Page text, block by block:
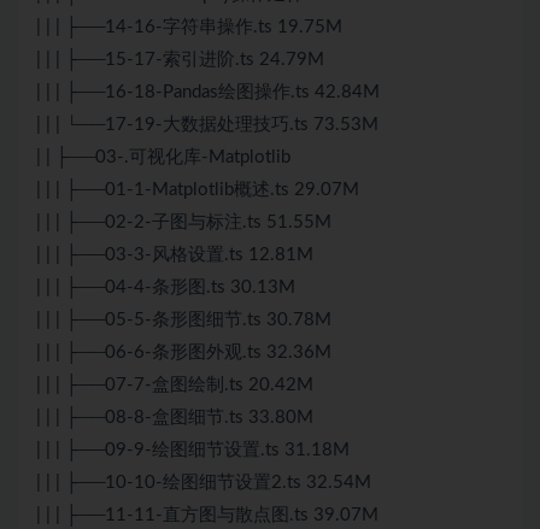
| | | ├──14-16-字符串操作.ts 19.75M
| | | ├──15-17-索引进阶.ts 24.79M
| | | ├──16-18-Pandas绘图操作.ts 42.84M
| | | └──17-19-大数据处理技巧.ts 73.53M
| | ├──03-.可视化库-Matplotlib
| | | ├──01-1-Matplotlib概述.ts 29.07M
| | | ├──02-2-子图与标注.ts 51.55M
| | | ├──03-3-风格设置.ts 12.81M
| | | ├──04-4-条形图.ts 30.13M
| | | ├──05-5-条形图细节.ts 30.78M
| | | ├──06-6-条形图外观.ts 32.36M
| | | ├──07-7-盒图绘制.ts 20.42M
| | | ├──08-8-盒图细节.ts 33.80M
| | | ├──09-9-绘图细节设置.ts 31.18M
| | | ├──10-10-绘图细节设置2.ts 32.54M
| | | ├──11-11-直方图与散点图.ts 39.07M